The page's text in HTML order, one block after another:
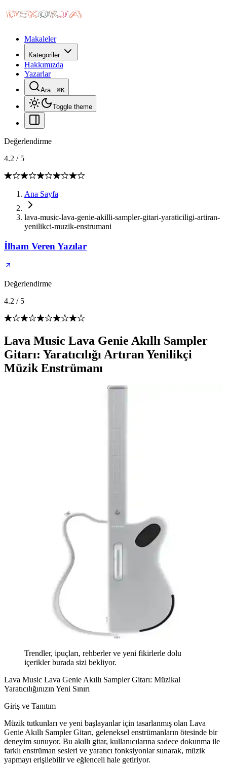
Makaleler
Kategoriler
Hakkımızda
Yazarlar
Ara...⌘K
Toggle theme
Değerlendirme
4.2 / 5
Ana Sayfa
lava-music-lava-genie-akilli-sampler-gitari-yaraticiligi-artiran-
yenilikci-muzik-enstrumani
İlham Veren Yazılar
Değerlendirme
4.2 / 5
Lava Music Lava Genie Akıllı Sampler
Gitarı: Yaratıcılığı Artıran Yenilikçi
Müzik Enstrümanı
Trendler, ipuçları, rehberler ve yeni fikirlerle dolu
içerikler burada sizi bekliyor.
Lava Music Lava Genie Akıllı Sampler Gitarı: Müzikal
Yaratıcılığınızın Yeni Sınırı
Giriş ve Tanıtım
Müzik tutkunları ve yeni başlayanlar için tasarlanmış olan Lava
Genie Akıllı Sampler Gitarı, geleneksel enstrümanların ötesinde bir
deneyim sunuyor. Bu akıllı gitar, kullanıcılarına sadece dokunma ile
farklı enstrüman sesleri ve yaratıcı fonksiyonlar sunarak, müzik
yapmayı erişilebilir ve eğlenceli hale getiriyor.